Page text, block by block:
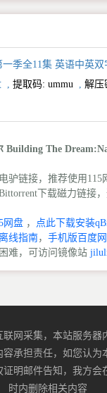
一季全11集 英语中英
, 提取码: ummu , 解压
Building The
驴链接，推荐使用115
下载磁力链接
网盘 ， 点此下载安装
线指南， 手机版百度
难，可访问镜像站
网采集，本站服务器
容承担责任，如您认为
证明邮件告知，我方会
时内删除相关内容